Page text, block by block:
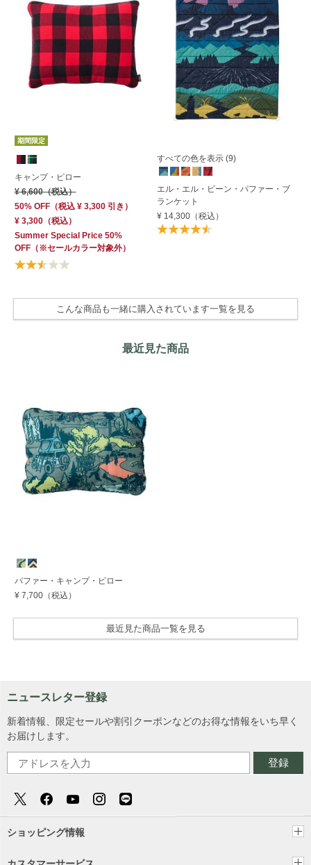
期間限定
キャンプ・ピロー
¥ 6,600（税込）
50% OFF（税込 ¥ 3,300引き）
¥ 3,300（税込）
Summer Special Price 50%
OFF（※セールカラー対象外）
すべての色を表示 (9)
エル・エル・ビーン・パファー・ブ
ランケット
¥ 14,300 （税込）
こんな商品も一緒に購入されています一覧を見る
最近見た商品
パファー・キャンプ・ピロー
¥ 7,700（税込）
最近見た商品一覧を見る
ニュースレター登録
新着情報、限定セールや割引クーポンなどのお得な情報をいち早く
お届けします。
登録
ショッピング情報